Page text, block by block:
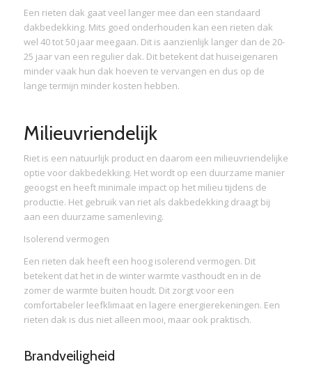
Een rieten dak gaat veel langer mee dan een standaard
dakbedekking. Mits goed onderhouden kan een rieten dak
wel 40 tot 50 jaar meegaan. Dit is aanzienlijk langer dan de 20-
25 jaar van een regulier dak. Dit betekent dat huiseigenaren
minder vaak hun dak hoeven te vervangen en dus op de
lange termijn minder kosten hebben.
Milieuvriendelijk
Riet is een natuurlijk product en daarom een milieuvriendelijke
optie voor dakbedekking. Het wordt op een duurzame manier
geoogst en heeft minimale impact op het milieu tijdens de
productie. Het gebruik van riet als dakbedekking draagt bij
aan een duurzame samenleving.
Isolerend vermogen
Een rieten dak heeft een hoog isolerend vermogen. Dit
betekent dat het in de winter warmte vasthoudt en in de
zomer de warmte buiten houdt. Dit zorgt voor een
comfortabeler leefklimaat en lagere energierekeningen. Een
rieten dak is dus niet alleen mooi, maar ook praktisch.
Brandveiligheid